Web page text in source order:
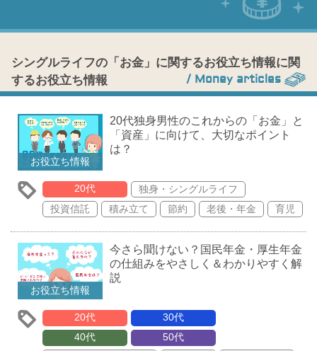
シングルライフの「お金」に関するお役立ち情報に関
するお役立ち情報
/ Money articles
お役立ち情報
20代独身男性のこれからの「お金」と
「資産」に向けて、大切なポイント
は？
20代
独身・シングルライフ
投資信託
積み立て 節約 老後・年金 育児
お役立ち情報
今さら聞けない？国民年金・厚生年金
の仕組みをやさしく＆わかりやすく解
説
20代
30代
40代
50代